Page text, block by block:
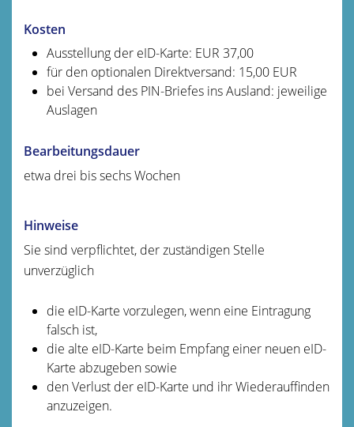
Kosten
Ausstellung der eID-Karte: EUR 37,00
für den optionalen Direktversand: 15,00 EUR
bei Versand des PIN-Briefes ins Ausland: jeweilige
Auslagen
Bearbeitungsdauer
etwa drei bis sechs Wochen
Hinweise
Sie sind verpflichtet, der zuständigen Stelle
unverzüglich
die eID-Karte vorzulegen, wenn eine Eintragung
falsch ist,
die alte eID-Karte beim Empfang einer neuen eID-
Karte abzugeben sowie
den Verlust der eID-Karte und ihr Wiederauffinden
anzuzeigen.